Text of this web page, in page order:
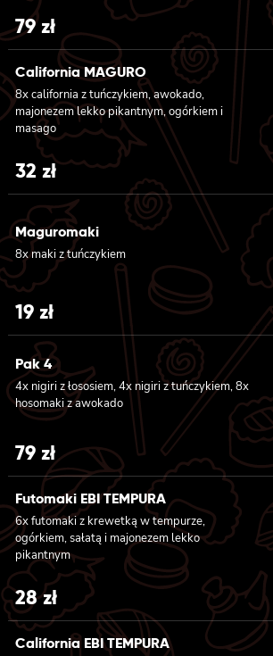
79zł
California MAGURO
8x california z tuńczykiem, awokado,
majonezem lekko pikantnym, ogórkiem i
masago
32 zł
Maguromaki
8x maki z tuńczykiem
19 zł
Pak 4
4x nigiri z łososiem, 4x nigiri z tuńczykiem, 8x
hosomaki z awokado
79 zł
Futomaki EBI TEMPURA
6x futomaki z krewetką w tempurze,
ogórkiem, sałatą i majonezem lekko
pikantnym
28zł
California EBI TEMPURA